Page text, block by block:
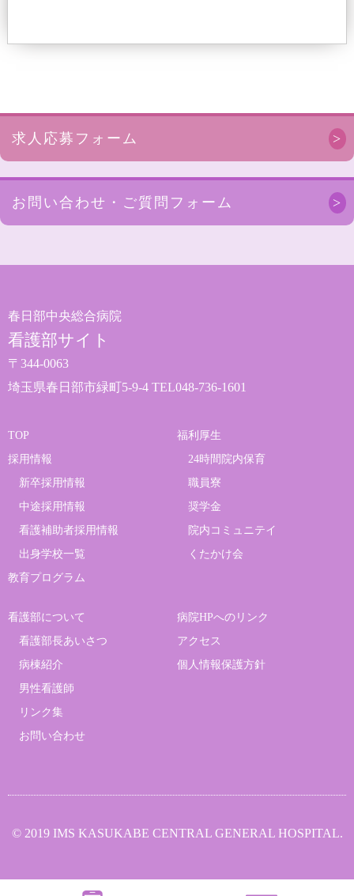
求人応募フォーム
お問い合わせ・ご質問フォーム
春日部中央総合病院
看護部サイト
〒344-0063
埼玉県春日部市緑町5-9-4 TEL048-736-1601
TOP
採用情報
新卒採用情報
中途採用情報
看護補助者採用情報
出身学校一覧
教育プログラム
福利厚生
24時間院内保育
職員寮
奨学金
院内コミュニテイ
くたかけ会
看護部について
看護部長あいさつ
病棟紹介
男性看護師
リンク集
お問い合わせ
病院HPへのリンク
アクセス
個人情報保護方針
© 2019 IMS KASUKABE CENTRAL GENERAL HOSPITAL.